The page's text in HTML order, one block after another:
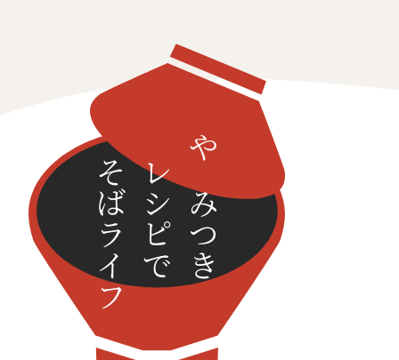
やみつき
レシピで
そばライフ